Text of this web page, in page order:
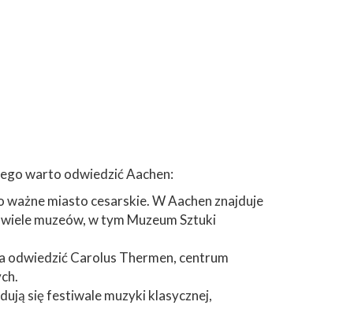
warto odwiedzić Aachen:
miasto cesarskie. W Aachen znajduje
muzeów, w tym Muzeum Sztuki
odwiedzić Carolus Thermen, centrum
się festiwale muzyki klasycznej,